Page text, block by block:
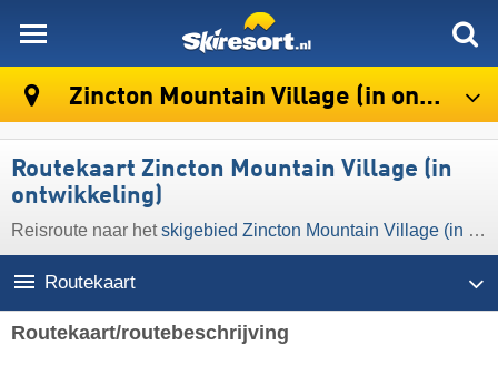
Zincton Mountain Village (in ontwikkeling)
Routekaart Zincton Mountain Village (in
ontwikkeling)
Reisroute naar hetskigebied Zincton Mountain Village (in ontwikkeling)
Routekaart
Routekaart/routebeschrijving